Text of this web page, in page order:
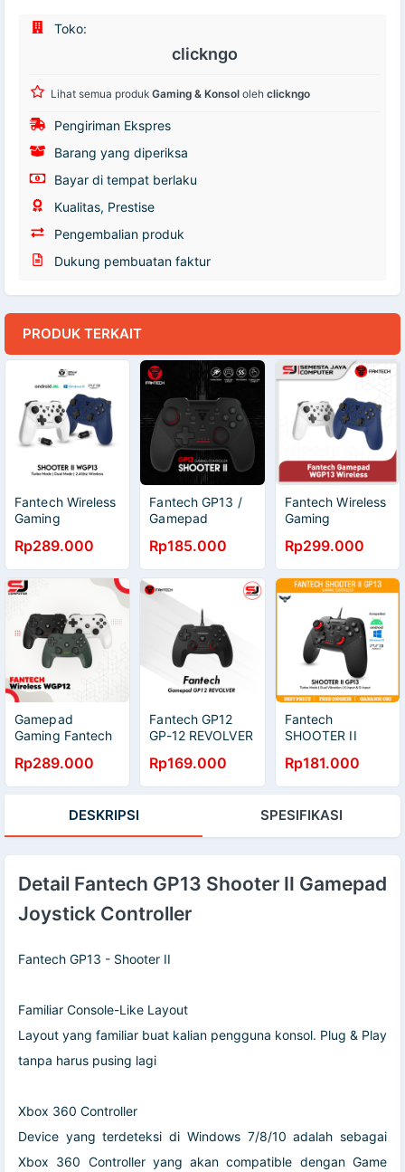
Toko:
clickngo
Lihat semua produk Gaming & Konsol oleh clickngo
Pengiriman Ekspres
Barang yang diperiksa
Bayar di tempat berlaku
Kualitas, Prestise
Pengembalian produk
Dukung pembuatan faktur
PRODUK TERKAIT
Fantech Wireless
Gaming
Gamepad
Joystick USB
Rp289.000
Fantech GP13 /
Gamepad
Fantech Shooter
II GP13
Rp185.000
Fantech Wireless
Gaming
Gamepad
Joystick USB
Rp299.000
Gamepad
Gaming Fantech
Rp289.000
Fantech GP12
GP-12 REVOLVER
Controller
Gamepad GP 12
Rp169.000
Fantech
SHOOTER II
Controller
Gamepad
Rp181.000
DESKRIPSI SPESIFIKASI
Detail Fantech GP13 Shooter II Gamepad
Joystick Controller
Fantech GP13 - Shooter II
Familiar Console-Like Layout
Layout yang familiar buat kalian pengguna konsol. Plug & Play
tanpa harus pusing lagi
Xbox 360 Controller
Device yang terdeteksi di Windows 7/8/10 adalah sebagai
Xbox 360 Controller yang akan compatible dengan Game